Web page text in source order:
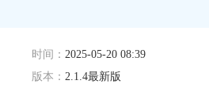
时间： 2025-05-20 08:39
版本： 2.1.4最新版